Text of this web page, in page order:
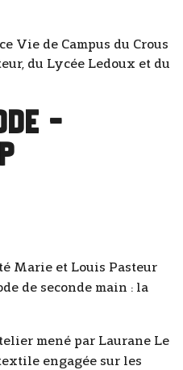
Vie de Campus du Crous
du Lycée Ledoux et du
-
Marie et Louis Pasteur
de seconde main : la
mené par Laurane Le
engagée sur les